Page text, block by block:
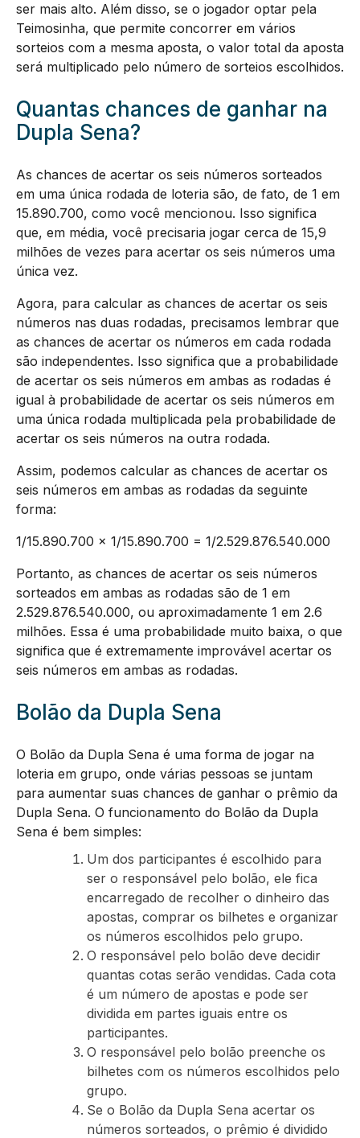
ser mais alto. Além disso, se o jogador optar pela
Teimosinha, que permite concorrer em vários
sorteios com a mesma aposta, o valor total da aposta
será multiplicado pelo número de sorteios escolhidos.
Quantas chances de ganhar na
Dupla Sena?
As chances de acertar os seis números sorteados
em uma única rodada de loteria são, de fato, de 1 em
15.890.700, como você mencionou. Isso significa
que, em média, você precisaria jogar cerca de 15,9
milhões de vezes para acertar os seis números uma
única vez.
Agora, para calcular as chances de acertar os seis
números nas duas rodadas, precisamos lembrar que
as chances de acertar os números em cada rodada
são independentes. Isso significa que a probabilidade
de acertar os seis números em ambas as rodadas é
igual à probabilidade de acertar os seis números em
uma única rodada multiplicada pela probabilidade de
acertar os seis números na outra rodada.
Assim, podemos calcular as chances de acertar os
seis números em ambas as rodadas da seguinte
forma:
1/15.890.700 x 1/15.890.700 = 1/2.529.876.540.000
Portanto, as chances de acertar os seis números
sorteados em ambas as rodadas são de 1 em
2.529.876.540.000, ou aproximadamente 1 em 2.6
milhões. Essa é uma probabilidade muito baixa, o que
significa que é extremamente improvável acertar os
seis números em ambas as rodadas.
Bolão da Dupla Sena
O Bolão da Dupla Sena é uma forma de jogar na
loteria em grupo, onde várias pessoas se juntam
para aumentar suas chances de ganhar o prêmio da
Dupla Sena. O funcionamento do Bolão da Dupla
Sena é bem simples:
Um dos participantes é escolhido para
ser o responsável pelo bolão, ele fica
encarregado de recolher o dinheiro das
apostas, comprar os bilhetes e organizar
os números escolhidos pelo grupo.
O responsável pelo bolão deve decidir
quantas cotas serão vendidas. Cada cota
é um número de apostas e pode ser
dividida em partes iguais entre os
participantes.
O responsável pelo bolão preenche os
bilhetes com os números escolhidos pelo
grupo.
Se o Bolão da Dupla Sena acertar os
números sorteados, o prêmio é dividido